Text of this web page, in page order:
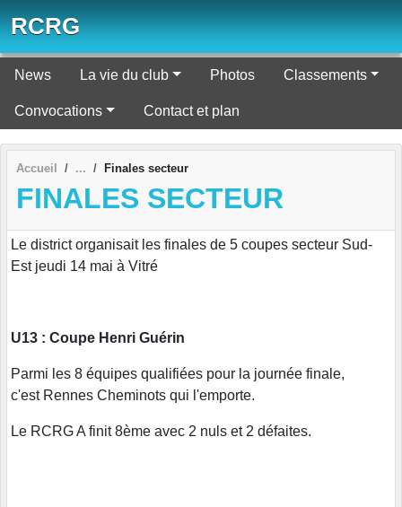
RCRG
News La vie du club Photos Classements
Convocations Contact et plan
Accueil Finales secteur
FINALES SECTEUR
Le district organisait les finales de 5 coupes secteur Sud-
Est jeudi 14 mai à Vitré
U13 : Coupe Henri Guérin
Parmi les 8 équipes qualifiées pour la journée finale,
c'est Rennes Cheminots qui l'emporte.
Le RCRG A finit 8ème avec 2 nuls et 2 défaites.